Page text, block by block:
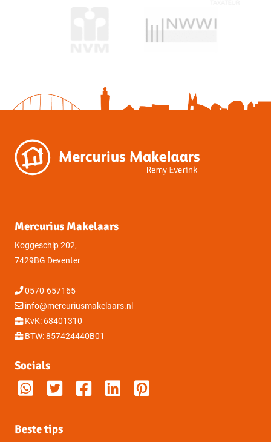
Mercurius Makelaars
Koggeschip 202,
7429BG Deventer
0570-657165
info@mercuriusmakelaars.nl
KvK: 68401310
BTW: 857424440B01
Socials
Beste tips